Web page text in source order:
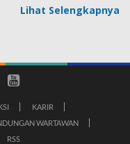
Lihat Selengkapnya
KARIR
WARTAWAN
RSS